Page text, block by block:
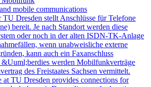
mobile communications
TU Dresden stellt Anschlüsse für Telefone
bereit. Je nach Standort werden diese
oder noch in der alten ISDN-TK-Anlage
wenn unabweisliche externe
kann auch ein Faxanschluss
&Uuml;berdies werden Mobilfunkverträge
des Freistaates Sachsen vermittelt.
at TU Dresden provides connections for